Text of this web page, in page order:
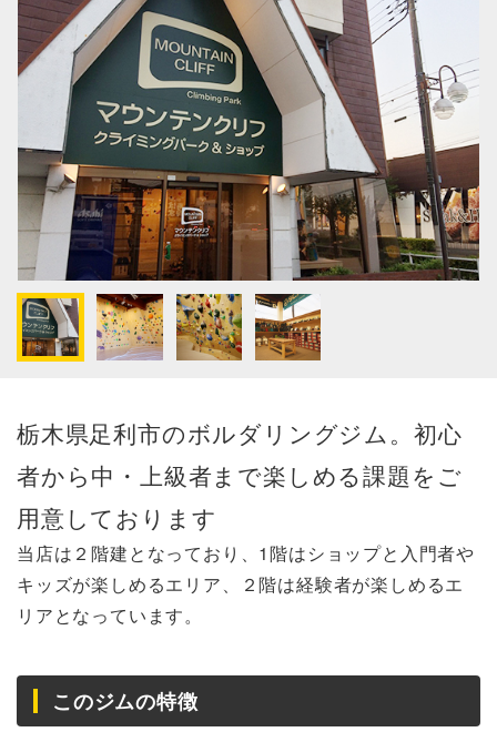
栃木県足利市のボルダリングジム。初心
者から中・上級者まで楽しめる課題をご
用意しております
当店は２階建となっており、1階はショップと入門者や
キッズが楽しめるエリア、２階は経験者が楽しめるエ
リアとなっています。
このジムの特徴